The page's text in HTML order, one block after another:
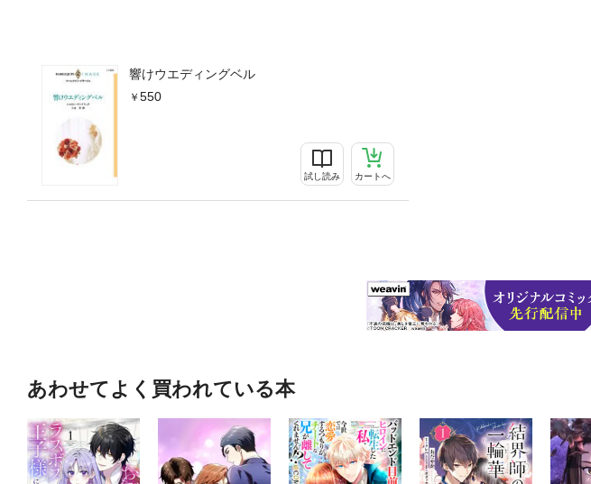
響けウエディングベル
550
試し読み カートへ
あわせてよく買われている本